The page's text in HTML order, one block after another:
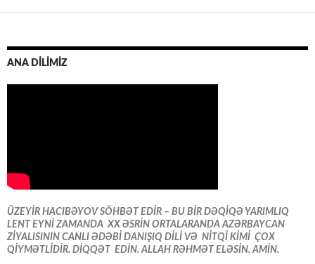
ANA DİLİMİZ
ÜZEYİR HACIBƏYOV SÖHBƏT EDİR – BU BİR DƏQİQƏ YARIMLIQ
LENT EYNİ ZAMANDA XX ƏSRİN ORTALARANDA AZƏRBAYCAN
ZİYALISININ CANLI ƏDƏBİ DANIŞIQ DİLİ VƏ NİTQİ KİMİ ÇOX
QİYMƏTLİDİR. DİQQƏT EDİN. ALLAH RƏHMƏT ELƏSİN. AMİN.